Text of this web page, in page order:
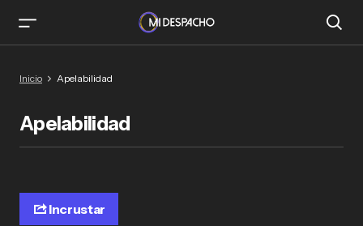
Inicio Apelabilidad
Apelabilidad
Incrustar